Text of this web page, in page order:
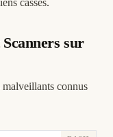
cassés.
sur
connus